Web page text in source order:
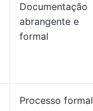
Documentação
abrangente e
formal
Processo formal